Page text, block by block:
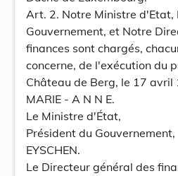
Art. 2. Notre Ministre d'Etat,
Gouvernement, et Notre
finances sont chargés,
concerne, de l'exécution du
Château de Berg, le 17 avril
MARIE - A N N E.
Le Ministre d'État,
Président du Gouvernement,
EYSCHEN.
Le Directeur général des